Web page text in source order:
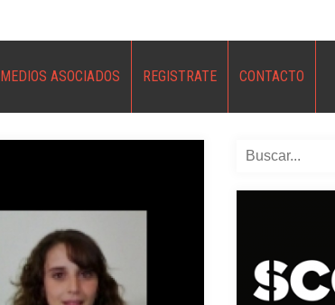
MEDIOS ASOCIADOS REGISTRATE CONTACTO